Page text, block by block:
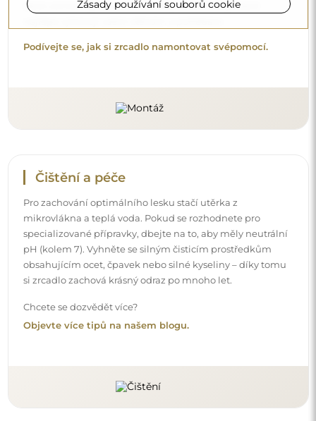
Objevte více tipů na našem blogu.
Doručení až domů
Nabízíme službu doručení až domů, díky které
převezmete zásilku přímo u svých dveří. Za příplatek 40€
nabízíme také
službu vnesení dovnitř
, která umožňuje
doručit zásilku přímo do vašeho domu (pro rozměry do
80×120 cm nebo průměr 100 cm). U větších produktů
může být potřeba menší pomoc, např. otevření dveří.
kurýr zásilku do vnitřku vašeho domu nevnese.
Zásady používání souborů cookie